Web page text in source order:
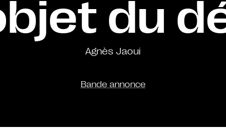
du
Agnès Jaoui
Bande annonce